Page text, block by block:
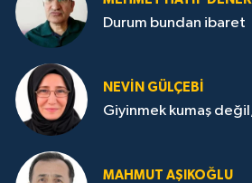
Durum bundan ibaret
NEVİN GÜLÇEBİ
Giyinmek kumaş
MAHMUT AŞIKOĞLU